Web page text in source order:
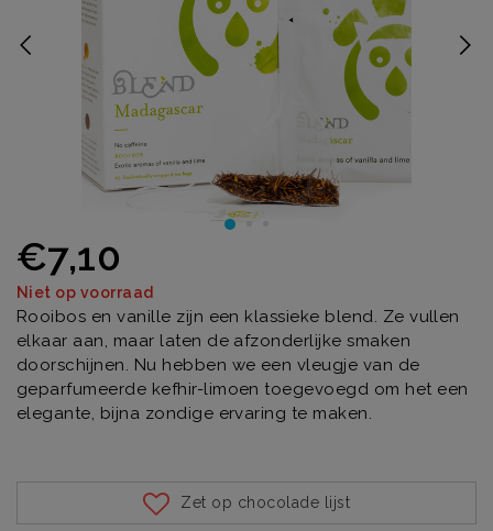
€7,10
Niet op voorraad
Rooibos en vanille zijn een klassieke blend. Ze vullen
elkaar aan, maar laten de afzonderlijke smaken
doorschijnen. Nu hebben we een vleugje van de
geparfumeerde kefhir-limoen toegevoegd om het een
elegante, bijna zondige ervaring te maken.
Zet op chocolade lijst